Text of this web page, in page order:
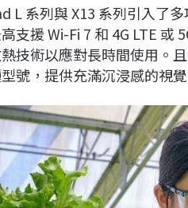
L 系列與 X13 系列引入了
支援 Wi-Fi 7 和 4G LTE 或
技術以應對長時間使用。
號，提供充滿沉浸感的視